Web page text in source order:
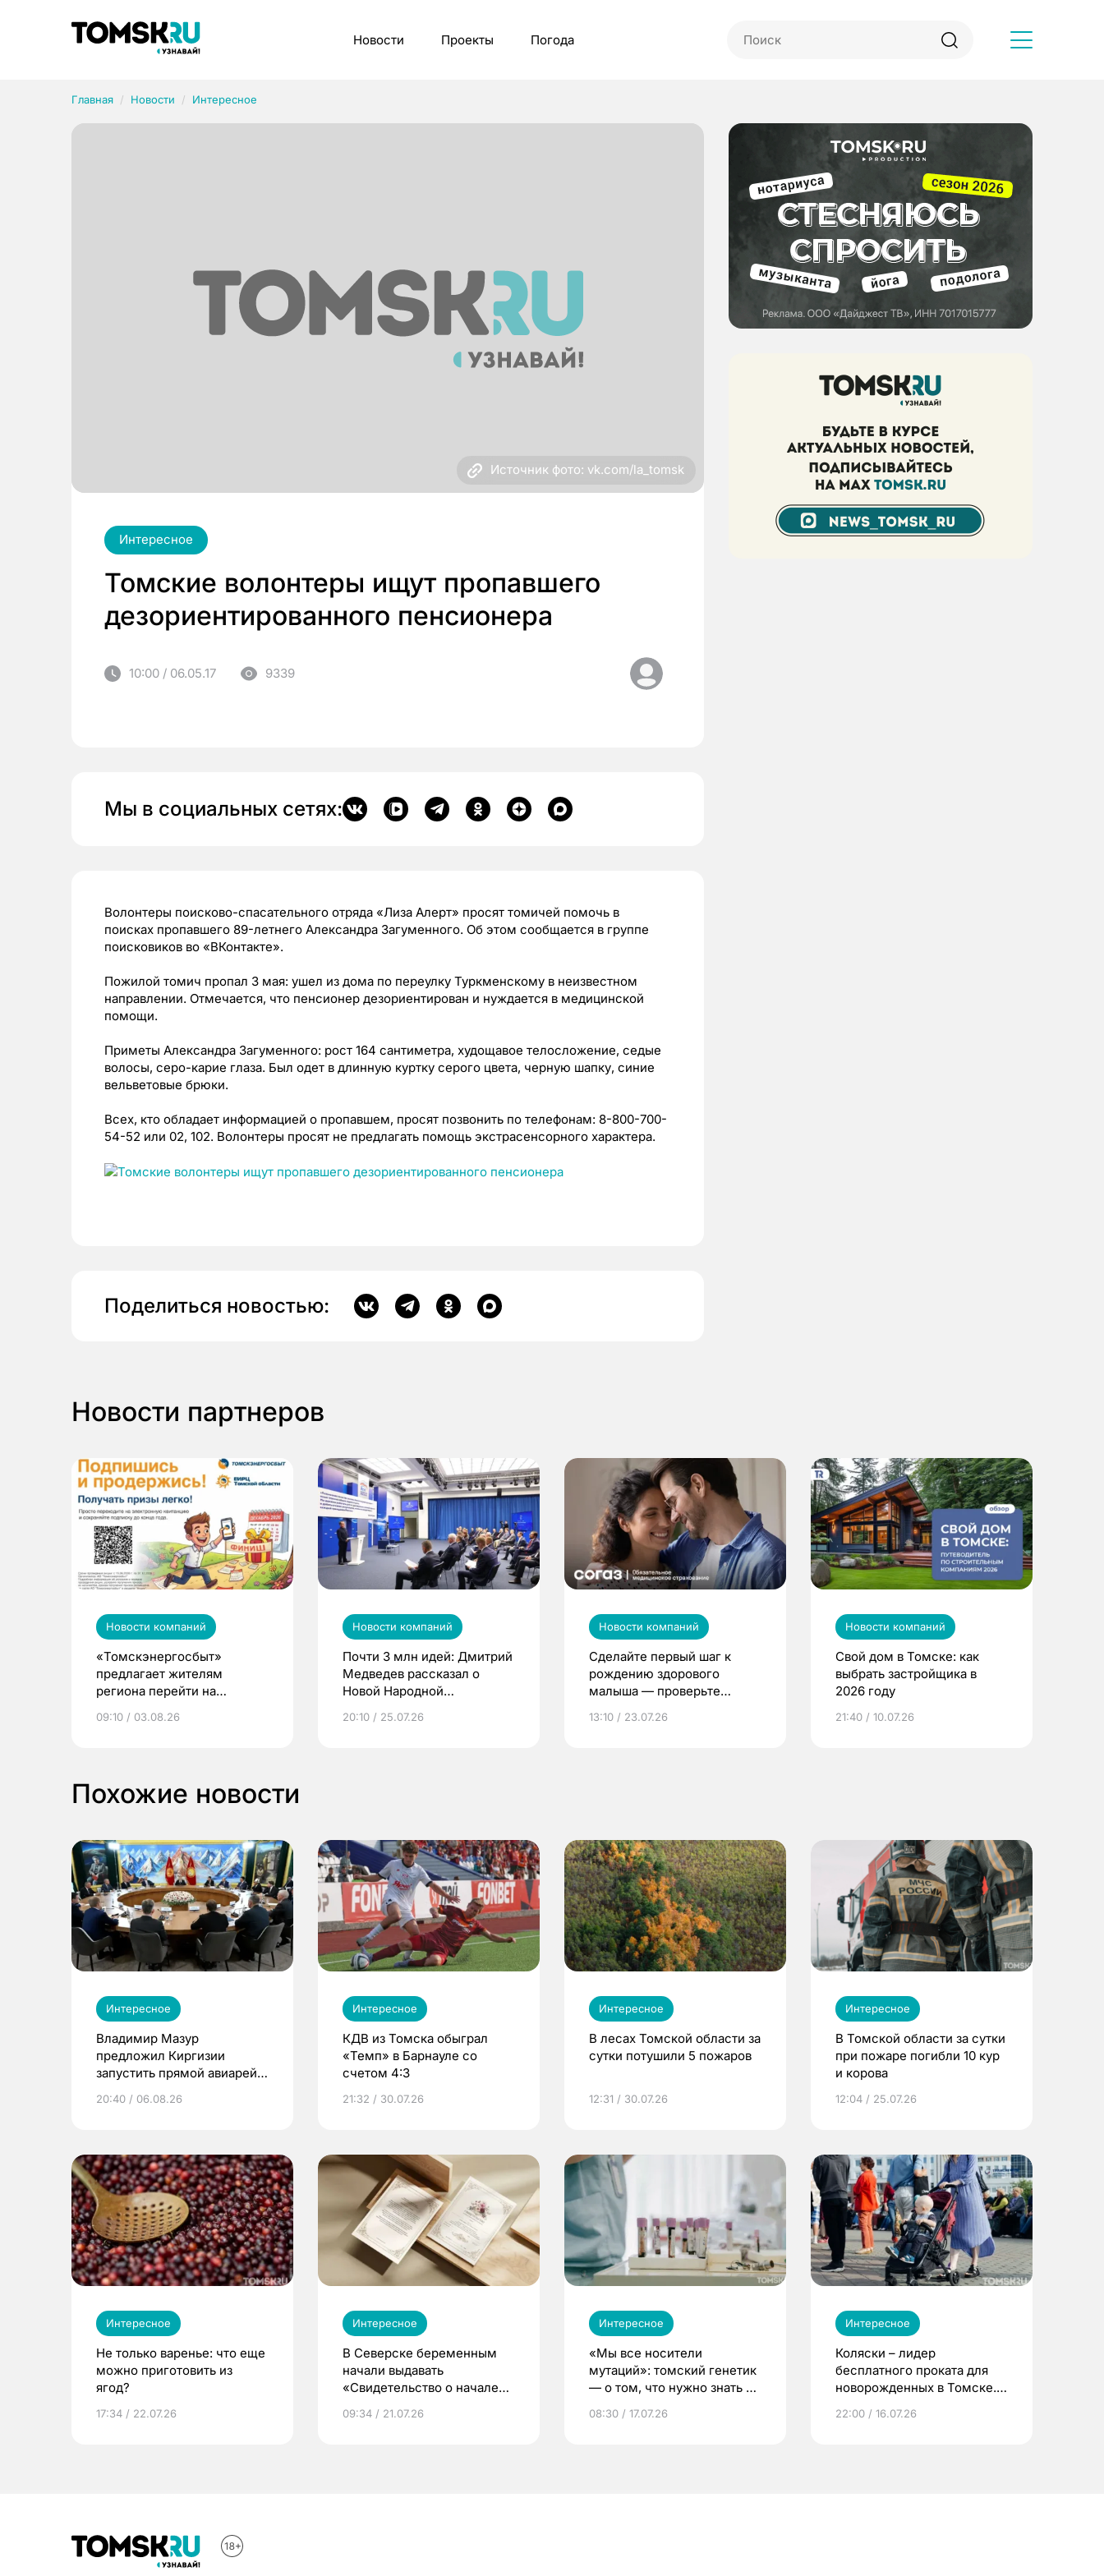
Новости Проекты Погода
Главная Новости Интересное
Источник фото: vk.com/la_tomsk
Интересное
Томские волонтеры ищут пропавшего
дезориентированного пенсионера
10:00 / 06.05.17 9339
Мы в социальных сетях:
Волонтеры поисково-спасательного отряда «Лиза Алерт» просят томичей помочь в
поисках пропавшего 89-летнего Александра Загуменного. Об этом сообщается в группе
поисковиков во «ВКонтакте».
Пожилой томич пропал 3 мая: ушел из дома по переулку Туркменскому в неизвестном
направлении. Отмечается, что пенсионер дезориентирован и нуждается в медицинской
помощи.
Приметы Александра Загуменного: рост 164 сантиметра, худощавое телосложение, седые
волосы, серо-карие глаза. Был одет в длинную куртку серого цвета, черную шапку, синие
вельветовые брюки.
Всех, кто обладает информацией о пропавшем, просят позвонить по телефонам: 8-800-700-
54-52 или 02, 102. Волонтеры просят не предлагать помощь экстрасенсорного характера.
Поделиться новостью:
Новости партнеров
Новости компаний
«Томскэнергосбыт»
предлагает жителям
региона перейти на
выиграть призы
09:10 / 03.08.26
Новости компаний
Почти 3 млн идей: Дмитрий
Медведев рассказал о
Новой Народной
20:10 / 25.07.26
Новости компаний
Сделайте первый шаг к
рождению здорового
малыша — проверьте
по ОМС!
13:10 / 23.07.26
Новости компаний
Свой дом в Томске: как
выбрать застройщика в
2026 году
21:40 / 10.07.26
Похожие новости
Интересное
Владимир Мазур
предложил Киргизии
запустить прямой авиарейс
20:40 / 06.08.26
Интересное
КДВ из Томска обыграл
«Темп» в Барнауле со
счетом 4:3
21:32 / 30.07.26
Интересное
В лесах Томской области за
сутки потушили 5 пожаров
12:31 / 30.07.26
Интересное
В Томской области за сутки
при пожаре погибли 10 кур
и корова
12:04 / 25.07.26
Интересное
Не только варенье: что еще
можно приготовить из
ягод?
17:34 / 22.07.26
Интересное
В Северске беременным
начали выдавать
«Свидетельство о начале
09:34 / 21.07.26
Интересное
«Мы все носители
мутаций»: томский генетик
— о том, что нужно знать до
08:30 / 17.07.26
Интересное
Коляски – лидер
бесплатного проката для
новорожденных в Томске.
22:00 / 16.07.26
Рубрики